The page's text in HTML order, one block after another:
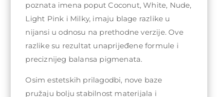
poznata imena poput Coconut, White, Nude,
Light Pink i Milky, imaju blage razlike u
nijansi u odnosu na prethodne verzije. Ove
razlike su rezultat unaprijeđene formule i
preciznijeg balansa pigmenata.
Osim estetskih prilagodbi, nove baze
pružaju bolju stabilnost materijala i